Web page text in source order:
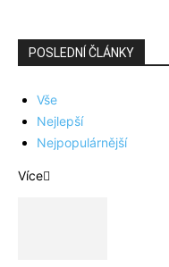
POSLEDNÍ ČLÁNKY
Vše
Nejlepší
Nejpopulárnější
Více